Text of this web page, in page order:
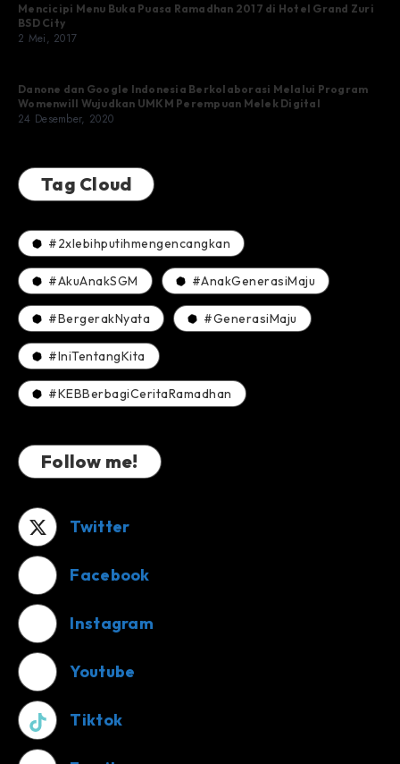
Mencicipi Menu Buka Puasa Ramadhan 2017 di Hotel Grand Zuri
BSD City
2 Mei, 2017
Danone dan Google Indonesia Berkolaborasi Melalui Program
Womenwill Wujudkan UMKM Perempuan Melek Digital
24 Desember, 2020
Tag Cloud
#2xlebihputihmengencangkan
#AkuAnakSGM #AnakGenerasiMaju
#BergerakNyata #GenerasiMaju
#IniTentangKita
#KEBBerbagiCeritaRamadhan
Follow me!
Twitter
Facebook
Instagram
Youtube
Tiktok